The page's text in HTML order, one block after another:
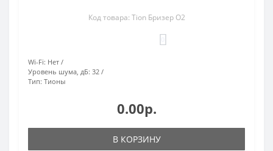
Код товара: Tion Бризер O2
Wi-Fi: Нет
Уровень шума, дБ: 32
Тип: Тионы
0.00р.
В КОРЗИНУ